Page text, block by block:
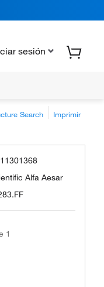
sesión
Search Imprimir
11301368
Alfa Aesar
1